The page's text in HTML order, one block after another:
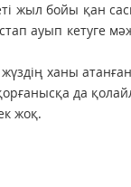
жыл бойы қан
ауып кетуге
ханы
да
жоқ.